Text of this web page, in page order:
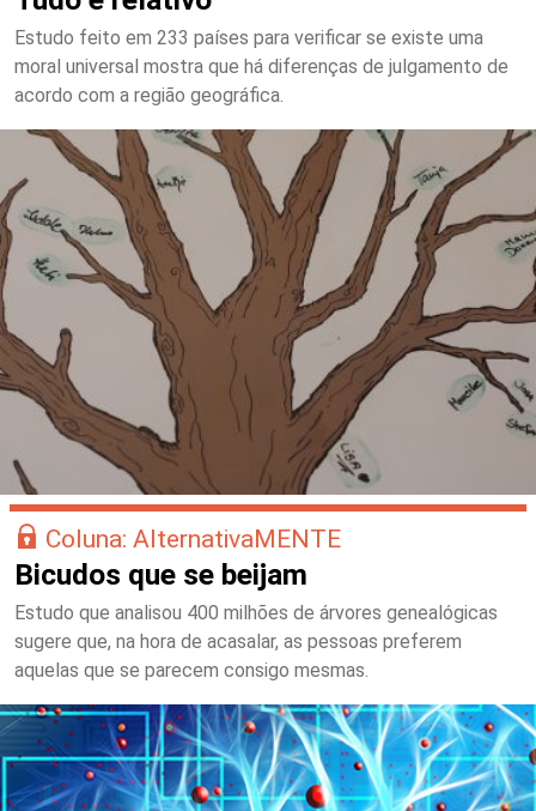
Estudo feito em 233 países para verificar se existe uma
moral universal mostra que há diferenças de julgamento de
acordo com a região geográfica.
Coluna: AlternativaMENTE
Bicudos que se beijam
Estudo que analisou 400 milhões de árvores genealógicas
sugere que, na hora de acasalar, as pessoas preferem
aquelas que se parecem consigo mesmas.